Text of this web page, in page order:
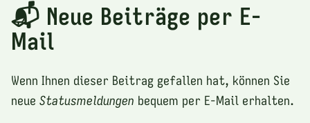
📬 Neue Beiträge per E-
Mail
Wenn Ihnen dieser Beitrag gefallen hat, können Sie
neue Statusmeldungen bequem per E-Mail erhalten.